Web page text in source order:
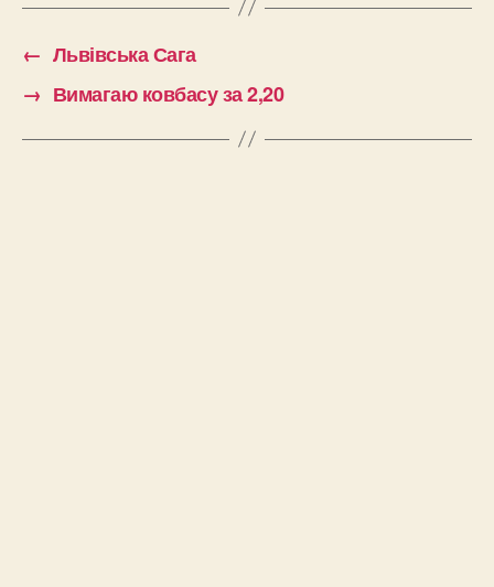
← Львівська Сага
→ Вимагаю ковбасу за 2,20